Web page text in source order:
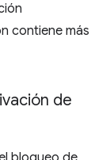
contiene más
de